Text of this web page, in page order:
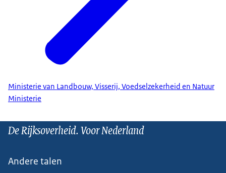
Ministerie van Landbouw, Visserij, Voedselzekerheid en Natuur
Ministerie
De Rijksoverheid. Voor Nederland
Andere talen